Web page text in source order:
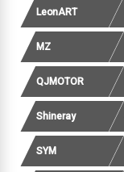
LeonART
MZ
QJMOTOR
Shineray
SYM